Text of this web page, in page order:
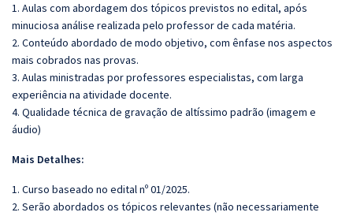
1. Aulas com abordagem dos tópicos previstos no edital, após
minuciosa análise realizada pelo professor de cada matéria.
2. Conteúdo abordado de modo objetivo, com ênfase nos aspectos
mais cobrados nas provas.
3. Aulas ministradas por professores especialistas, com larga
experiência na atividade docente.
4. Qualidade técnica de gravação de altíssimo padrão (imagem e
áudio)
Mais Detalhes:
1. Curso baseado no edital nº 01/2025.
2. Serão abordados os tópicos relevantes (não necessariamente